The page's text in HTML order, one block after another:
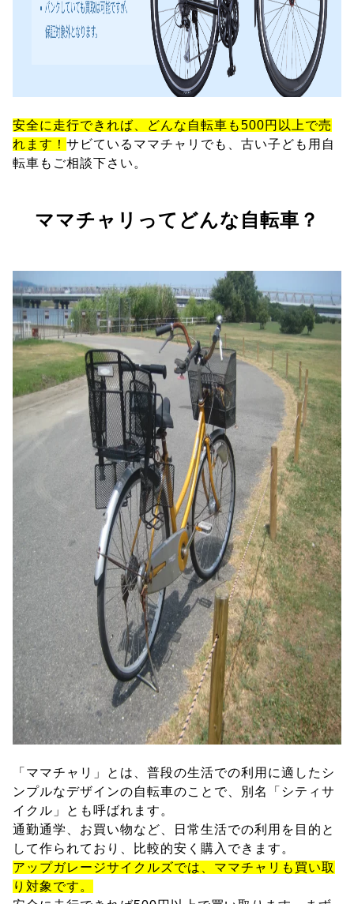
安全に走行できれば、どんな自転車も500円以上で売
れます！ サビているママチャリでも、古い子ども用自
転車もご相談下さい。
ママチャリってどんな自転車？
「ママチャリ」とは、普段の生活での利用に適したシ
ンプルなデザインの自転車のことで、別名「シティサ
イクル」とも呼ばれます。
通勤通学、お買い物など、日常生活での利用を目的と
して作られており、比較的安く購入できます。
アップガレージサイクルズでは、ママチャリも買い取
り対象です。